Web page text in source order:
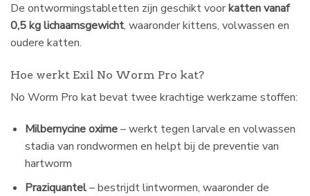
De ontwormingstabletten zijn geschikt voorkatten vanaf
0,5 kg lichaamsgewicht, waaronder kittens, volwassen en
oudere katten.
Hoe werkt Exil No Worm Pro kat?
No Worm Pro kat bevat twee krachtige werkzame stoffen:
Milbemycine oxime– werkt tegen larvale en volwassen
stadia van rondwormen en helpt bij de preventie van
hartworm
Praziquantel– bestrijdt lintwormen, waaronder de